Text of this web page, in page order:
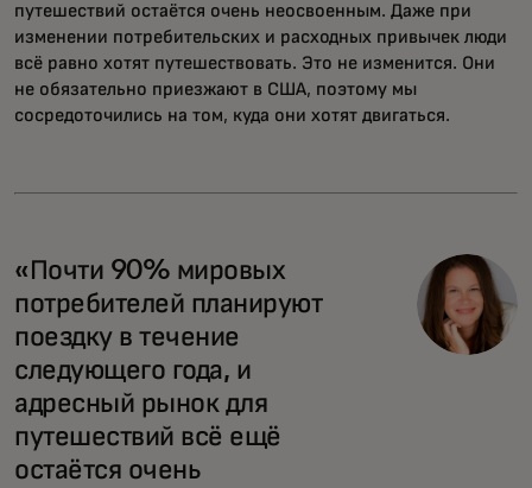
путешествий остаётся очень неосвоенным. Даже при
изменении потребительских и расходных привычек люди
всё равно хотят путешествовать. Это не изменится. Они
не обязательно приезжают в США, поэтому мы
сосредоточились на том, куда они хотят двигаться.
«Почти 90% мировых
потребителей планируют
поездку в течение
следующего года, и
адресный рынок для
путешествий всё ещё
остаётся очень